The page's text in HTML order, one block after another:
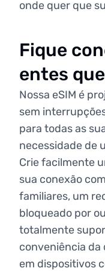
onde quer que
Fique
entes
Nossa eSIM é
sem
para todas as
necessidade de
Crie facilmente
sua conexão
familiares, um
bloqueado por
totalmente
conveniência
em dispositivos